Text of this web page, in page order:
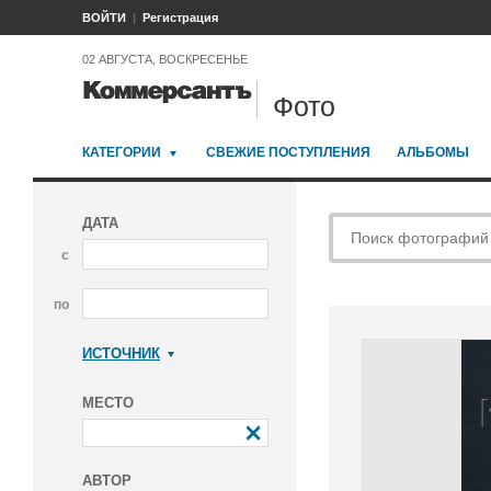
ВОЙТИ Регистрация
02 АВГУСТА, ВОСКРЕСЕНЬЕ
Фото
КАТЕГОРИИ СВЕЖИЕ ПОСТУПЛЕНИЯ АЛЬБОМЫ
ДАТА
с
по
ИСТОЧНИК
МЕСТО
АВТОР